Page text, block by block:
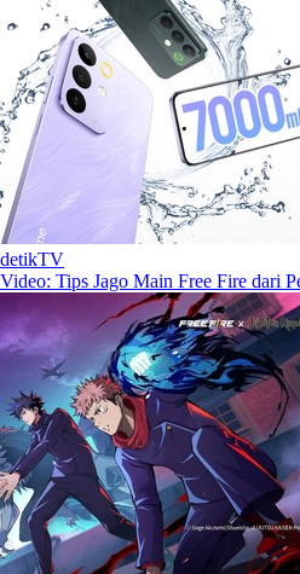
detikTV
Video: Tips Jago Main Free Fire dari